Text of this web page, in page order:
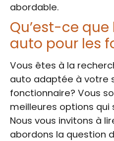
abordable.
Qu’est-ce que
auto pour les
Vous êtes à la
auto adaptée à votre
fonctionnaire? Vous
meilleures options qui
Nous vous invitons à
abordons la question